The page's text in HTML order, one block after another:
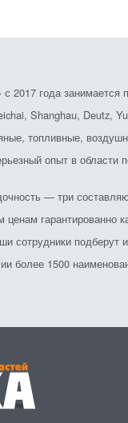
года занимается
Shanghau, Deutz,
топливные,
опыт в области
— три
гарантированно
сотрудники
более 1500